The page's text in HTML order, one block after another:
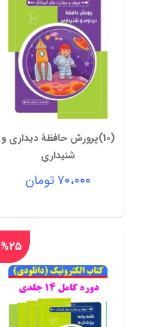
(10)پرورش حافظۀ دیداری و
شنیداری
۷۰،۰۰۰تومان
%۲۵